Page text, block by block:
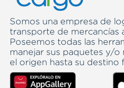
Somos una empresa de
transporte de mercancías
Poseemos todas las
manejar sus paquetes y/o
el origen hasta su destino